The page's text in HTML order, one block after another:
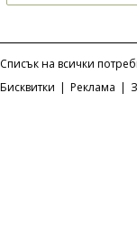
Списък на всички
Бисквитки | Реклама |